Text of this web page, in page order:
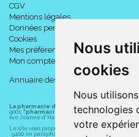
Nous
cookies
Nous
technologies
votre
CGV
Mentions légales
Données personnelles
Cookies
Mes préférences Cookies
Mon compte
Annuaire des pharmacies
La pharmacie du centre à Albert
(80300) est
9001. "pharmacie-du-centre-albert.fr " est le
rue Jeanne d' Harcourt, 80300 Albert.
Le site vous propose un large choix de plus de
: 9400 en parapharmacie, animaux, orthopédie,